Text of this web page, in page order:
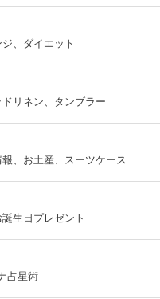
、ダイエット
リネン、タンブラー
、お土産、スーツケース
生日プレゼント
占星術